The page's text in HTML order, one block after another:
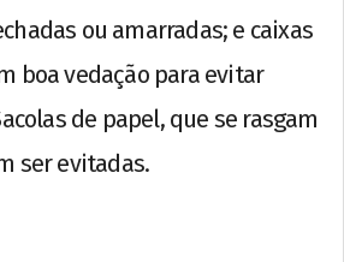
ou amarradas; e caixas
boa vedação para evitar
de papel, que se rasgam
ser evitadas.